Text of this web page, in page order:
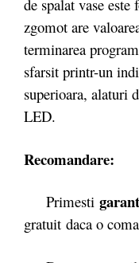
de spalat vase
zgomot are
terminarea
sfarsit printr-un
superioara, alaturi
LED.
Recomandare:
Primesti
gratuit daca o